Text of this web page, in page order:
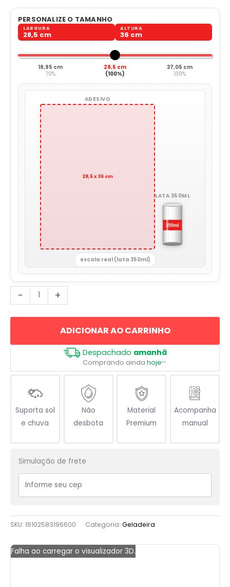
PERSONALIZE O TAMANHO
LARGURA
28,5 cm
ALTURA
36 cm
19,95 cm
70%
28,5 cm
(100%)
37,05 cm
130%
ADESIVO
28,5 x 36 cm
LATA 350ML
escala real (lata 350ml)
-
Huguenote
Cristã
+
ADICIONAR AO CARRINHO
Despachado amanhã
Comprando ainda hoje**
Suporta sol
e chuva
Não
desbota
Material
Premium
Acompanha
manual
Simulação de frete
SKU: 16102583196600 Categoria: Geladeira
Falha ao carregar o visualizador 3D.